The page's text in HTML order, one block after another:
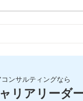
ンサルティングなら
リアリーダ